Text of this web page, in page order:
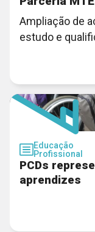
Ampliação de
estudo e
Educação
Profissional
PCDs
aprendizes